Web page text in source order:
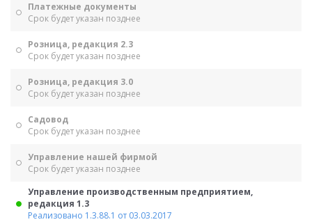
Платежные документы
Срок будет указан позднее
Розница, редакция 2.3
Срок будет указан позднее
Розница, редакция 3.0
Срок будет указан позднее
Садовод
Срок будет указан позднее
Управление нашей фирмой
Срок будет указан позднее
Управление производственным предприятием,
редакция 1.3
Реализовано 1.3.88.1 от 03.03.2017